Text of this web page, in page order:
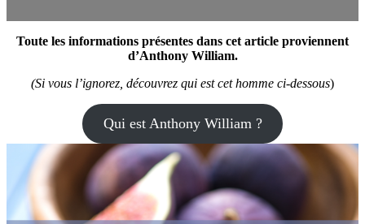
Toute les informations présentes dans cet article proviennent
d’Anthony William.
(Si vous l’ignorez, découvrez qui est cet homme ci-dessous)
Qui est Anthony William ?